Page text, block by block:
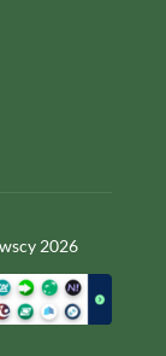
2026